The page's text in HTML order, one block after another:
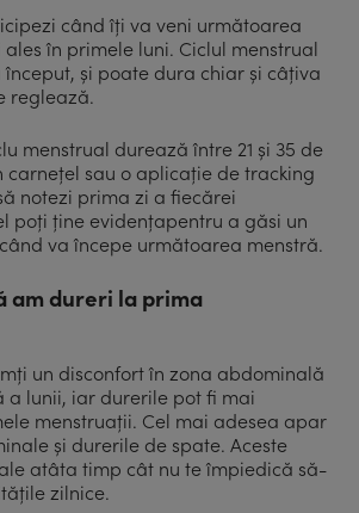
când îți va veni următoarea
în primele luni. Ciclul menstrual
și poate dura chiar și câțiva
reglează.
menstrual durează între 21 și 35 de
carnețel sau o aplicație de tracking
notezi prima zi a fiecărei
poți ține evidențapentru a găsi un
va începe următoarea menstră.
am dureri la prima
un disconfort în zona abdominală
a lunii, iar durerile pot fi mai
menstruații. Cel mai adesea apar
și durerile de spate. Aceste
atâta timp cât nu te împiedică să-
zilnice.